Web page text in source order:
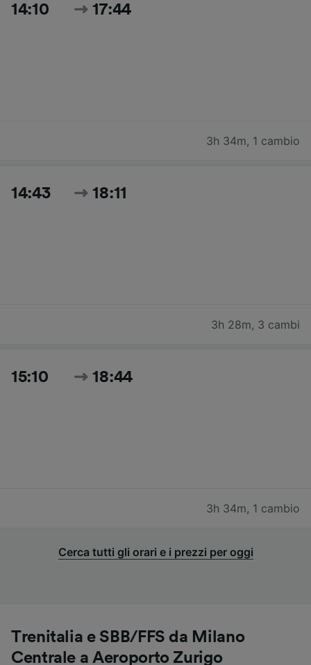
14:10 17:44
3h 34m, 1 cambio
14:43 18:11
3h 28m, 3 cambi
15:10 18:44
3h 34m, 1 cambio
Cerca tutti gli orari e i prezzi per oggi
Trenitalia e SBB/FFS da Milano
Centrale a Aeroporto Zurigo